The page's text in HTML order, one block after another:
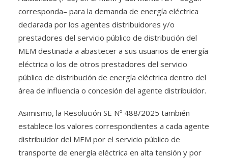
corresponda– para la demanda de energía eléctrica
declarada por los agentes distribuidores y/o
prestadores del servicio público de distribución del
MEM destinada a abastecer a sus usuarios de energía
eléctrica o los de otros prestadores del servicio
público de distribución de energía eléctrica dentro del
área de influencia o concesión del agente distribuidor.
Asimismo, la Resolución SE Nº 488/2025 también
establece los valores correspondientes a cada agente
distribuidor del MEM por el servicio público de
transporte de energía eléctrica en alta tensión y por